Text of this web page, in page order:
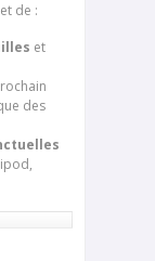
de :
et
des